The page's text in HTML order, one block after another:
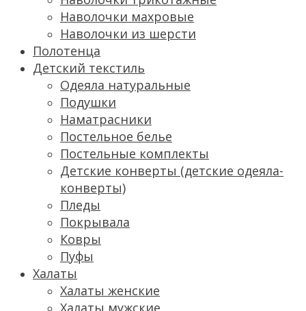
Наволочки махровые
Наволочки из шерсти
Полотенца
Детский текстиль
Одеяла натуральные
Подушки
Наматрасники
Постельное белье
Постельные комплекты
Детские конверты (детские одеяла-
конверты)
Пледы
Покрывала
Ковры
Пуфы
Халаты
Халаты женские
Халаты мужские